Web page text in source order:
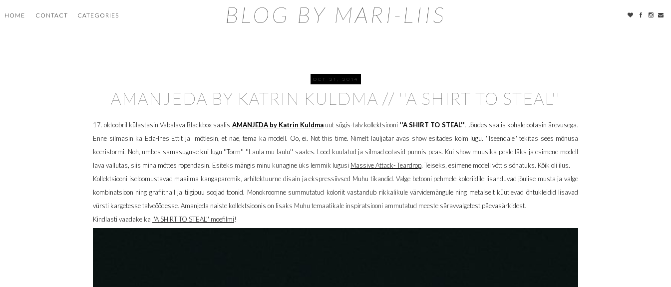
BLOG BY MARI-LIIS
HOME CONTACT CATEGORIES
OCT 21, 2014
AMANJEDA BY KATRIN KULDMA // ''A SHIRT TO STEAL''
17. oktoobril külastasin Vabalava Blackbox saalis AMANJEDA by Katrin Kuldmauut sügis-talv kollektsiooni ''A SHIRT TO STEAL''. Jõudes saalis kohale ootasin ärevusega.
Enne silmasin ka Eda-Ines Ettit ja mõtlesin, et näe, tema ka modell. Oo, ei. Not this time. Nimelt lauljatar avas show esitades kolm lugu. ''Iseendale'' tekitas sees mõnusa
keeristormi. Noh, umbes samasuguse kui lugu ''Torm'' ''Laula mu laulu'' saates. Lood kuulatud ja silmad ootasid punnis peas. Kui show muusika peale läks ja esimene modell
lava vallutas, siis mina mõttes ropendasin. Esiteks mängis minu kunagine üks lemmik lugusi Massive Attack- Teardrop. Teiseks, esimene modell võttis sõnatuks. Kõik oli ilus.
Kollektsiooni iseloomustavad maailma kangaparemik, arhitektuurne disain ja ekspressiivsed Muhu tikandid. Valge betooni pehmele koloriidile lisanduvad jõulise musta ja valge
kombinatsioon ning grafiithall ja tiigipuu soojad toonid. Monokroomne summutatud koloriit vastandub rikkalikule värvidemängule ning metalselt küütlevad õhtukleidid lisavad
vürsti kargetesse talveöödesse. Amanjeda naiste kollektsioonis on lisaks Muhu temaatikale inspiratsiooni ammutatud meeste säravvalgetest päevasärkidest.
Kindlasti vaadake ka ''A SHIRT TO STEAL'' moefilmi!